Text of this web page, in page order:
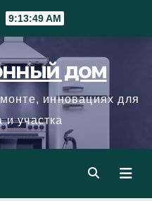
9:13:50 AM
дом
инновациях для
участка